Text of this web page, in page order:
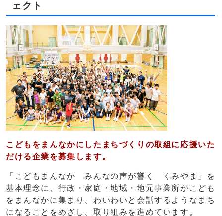
ェクト
こどもをまんなかにしたまちづくりの取組に応援いた
だける企業を募集します。
「こどもまんなか みんなの声が響く くみやま」を
基本理念に、行政・家庭・地域・地元事業所がこども
をまんなかに集まり、わいわいと会話するようなまち
になることをめざし、取り組みを進めています。